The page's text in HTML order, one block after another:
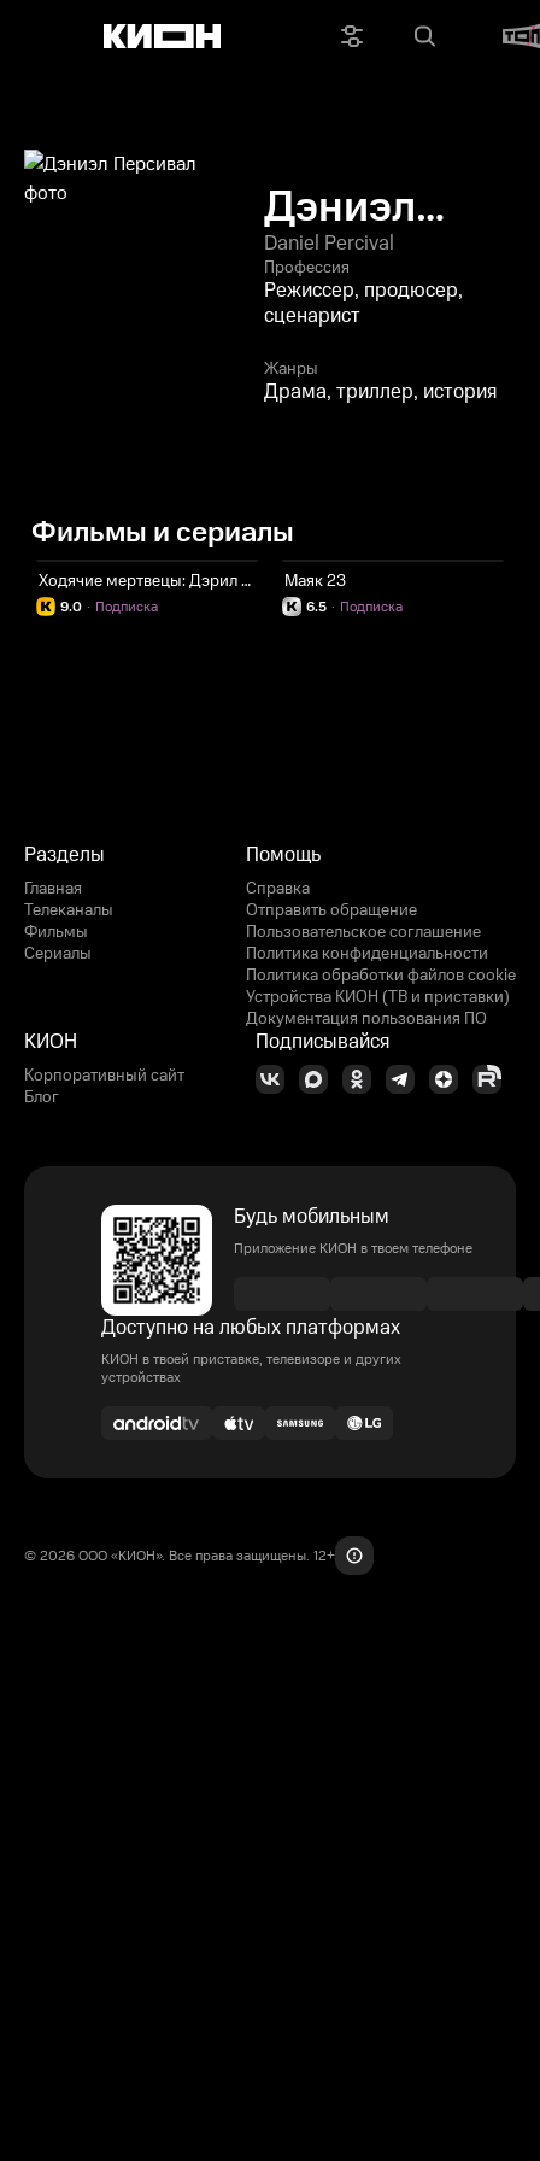
Дэниэл
Персивал
Daniel Percival
Профессия
Режиссер, продюсер,
сценарист
Жанры
Драма, триллер, история
Фильмы и сериалы
Ходячие мертвецы: Дэрил Диксон
9.0 Подписка
·
Маяк 23
6.5 Подписка
·
Разделы
Главная
Телеканалы
Фильмы
Сериалы
Помощь
Справка
Отправить обращение
Пользовательское соглашение
Политика конфиденциальности
Политика обработки файлов cookie
Устройства КИОН (ТВ и приставки)
Документация пользования ПО
КИОН
Корпоративный сайт
Блог
Подписывайся
Будь мобильным
Приложение КИОН в твоем телефоне
Доступно на любых платформах
КИОН в твоей приставке, телевизоре и других
устройствах
© 2026 ООО «КИОН». Все права защищены. 12+